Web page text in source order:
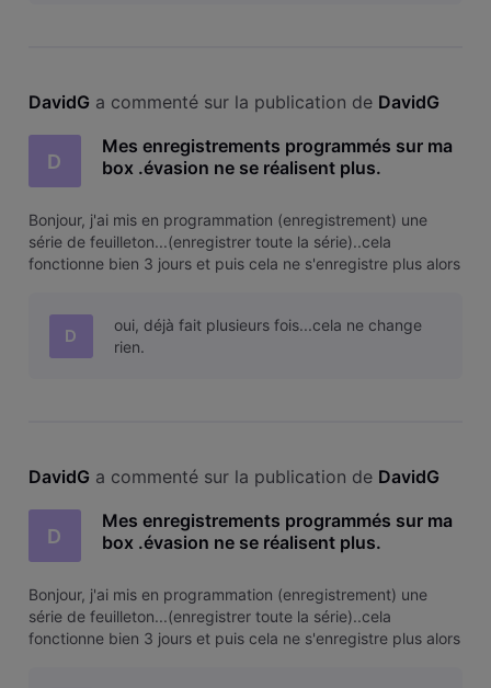
DavidG a commenté sur la publication de DavidG
D
Mes enregistrements programmés sur ma
box .évasion ne se réalisent plus.
Bonjour, j'ai mis en programmation (enregistrement) une
série de feuilleton...(enregistrer toute la série)..cela
fonctionne bien 3 jours et puis cela ne s'enregistre plus alors
D
oui, déjà fait plusieurs fois...cela ne change
rien.
DavidG a commenté sur la publication de DavidG
D
Mes enregistrements programmés sur ma
box .évasion ne se réalisent plus.
Bonjour, j'ai mis en programmation (enregistrement) une
série de feuilleton...(enregistrer toute la série)..cela
fonctionne bien 3 jours et puis cela ne s'enregistre plus alors